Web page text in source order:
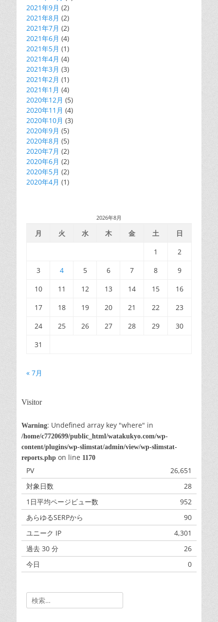
2021年9月 (2)
2021年8月 (2)
2021年7月 (2)
2021年6月 (4)
2021年5月 (1)
2021年4月 (4)
2021年3月 (3)
2021年2月 (1)
2021年1月 (4)
2020年12月 (5)
2020年11月 (4)
2020年10月 (3)
2020年9月 (5)
2020年8月 (5)
2020年7月 (2)
2020年6月 (2)
2020年5月 (2)
2020年4月 (1)
2026年8月
月 火 水 木 金 土
日
1
2
3
4 5 6 7 8
9
10
11 12 13 14 15
16
17
18 19 20 21 22
23
24
25 26 27 28 29
30
31
« 7月
Visitor
Warning: Undefined array key "where" in
/home/c7720699/public_html/watakukyo.com/wp-
content/plugins/wp-slimstat/admin/view/wp-slimstat-
reports.php on line 1170
PV
26,651
対象日数
28
1日平均ページビュー数
952
あらゆるSERPから
90
ユニーク IP
4,301
過去 30 分
26
今日
0
Search
for: